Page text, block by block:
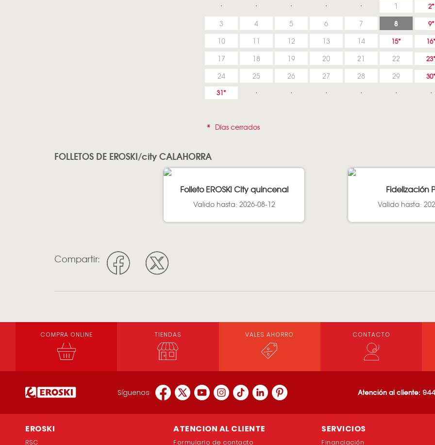
1 2
3 4 5 6 7 8 9
10 11 12 13 14 15 16
17 18 19 20 21 22 23
24 25 26 27 28 29
30
31
* Días cerrados
FOLLETOS DE EROSKI/city CALAHORRA
Folleto EROSKI City quincenal
Valido hasta: 2026-08-12
Fidelización
Valido hasta:
Compartir:
COMPRA ONLINE TIENDAS VALES AHORRO CONTACTO
Síguenos Atención al cliente:
EROSKI
RSC
ATENCION AL CLIENTE
Formulario de contacto
SERVICIOS
Financiación